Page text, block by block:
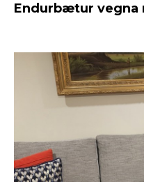
Endurbætur vegna